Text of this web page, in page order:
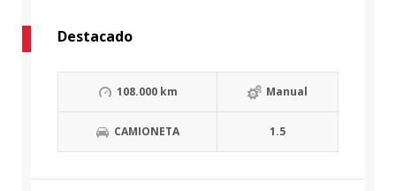
Destacado
108.000 km Manual
CAMIONETA 1.5